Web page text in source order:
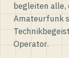
begleiten alle,
Amateurfunk
Operator.